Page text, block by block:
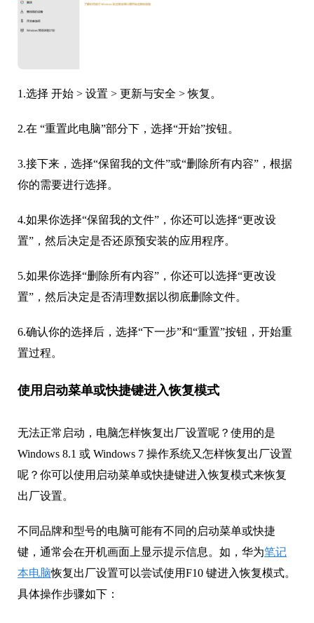
1.选择 开始 > 设置 > 更新与安全 > 恢复。
2.在 “重置此电脑”部分下，选择“开始”按钮。
3.接下来，选择“保留我的文件”或“删除所有内容”，根据
你的需要进行选择。
4.如果你选择“保留我的文件”，你还可以选择“更改设
置”，然后决定是否还原预安装的应用程序。
5.如果你选择“删除所有内容”，你还可以选择“更改设
置”，然后决定是否清理数据以彻底删除文件。
6.确认你的选择后，选择“下一步”和“重置”按钮，开始重
置过程。
使用启动菜单或快捷键进入恢复模式
无法正常启动，电脑怎样恢复出厂设置呢？使用的是
Windows 8.1 或 Windows 7 操作系统又怎样恢复出厂设置
呢？你可以使用启动菜单或快捷键进入恢复模式来恢复
出厂设置。
不同品牌和型号的电脑可能有不同的启动菜单或快捷
键，通常会在开机画面上显示提示信息。如，华为笔记
本电脑恢复出厂设置可以尝试使用F10 键进入恢复模式。
具体操作步骤如下：